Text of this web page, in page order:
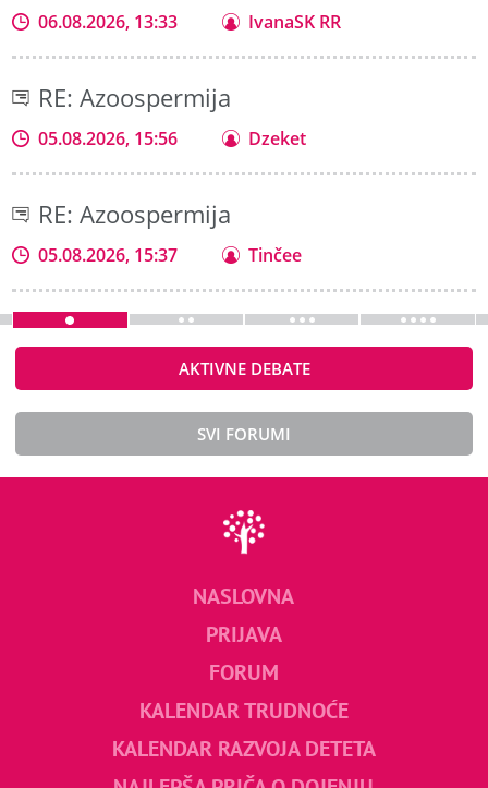
06.08.2026, 13:33 IvanaSK RR
RE: Azoospermija
05.08.2026, 15:56 Dzeket
RE: Azoospermija
05.08.2026, 15:37 Tinčee
AKTIVNE DEBATE
SVI FORUMI
NASLOVNA
PRIJAVA
FORUM
KALENDAR TRUDNOĆE
KALENDAR RAZVOJA DETETA